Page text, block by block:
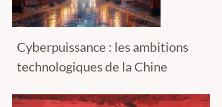
Cyberpuissance : les ambitions
technologiques de la Chine